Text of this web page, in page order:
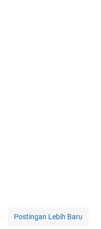
Postingan Lebih Baru